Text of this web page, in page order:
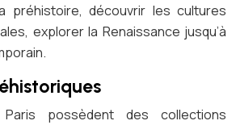
préhistoire, découvrir les cultures
explorer la Renaissance jusqu’à
possèdent des collections